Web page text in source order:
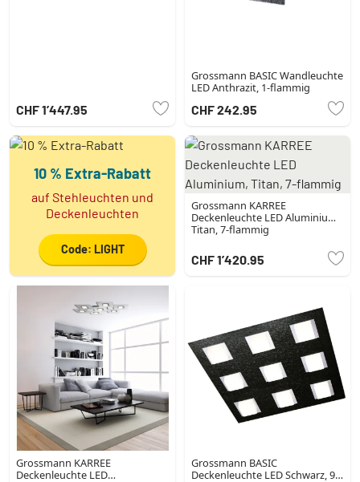
CHF 1’447.95
Grossmann BASIC Wandleuchte
LED Anthrazit, 1-flammig
CHF 242.95
10 % Extra-Rabatt
auf Stehleuchten und
Deckenleuchten
Code: LIGHT
Grossmann KARREE
Deckenleuchte LED Aluminium,
Titan, 7-flammig
CHF 1’420.95
Grossmann KARREE
Deckenleuchte LED
Grossmann BASIC
Deckenleuchte LED Schwarz, 9-